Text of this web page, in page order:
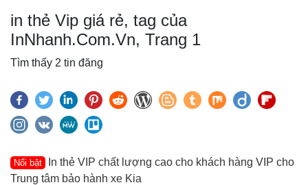
in thẻ Vip giá rẻ, tag của
InNhanh.Com.Vn, Trang 1
Tìm thấy 2 tin đăng
Nổi bật
In thẻ VIP chất lượng cao cho khách hàng VIP cho
Trung tâm bảo hành xe Kia